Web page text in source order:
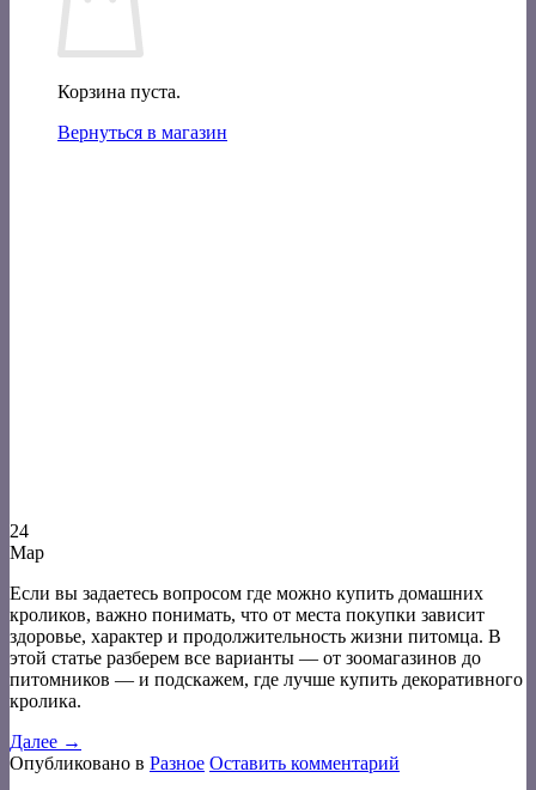
Корзина пуста.
Вернуться в магазин
24
Мар
Если вы задаетесь вопросом где можно купить домашних
кроликов, важно понимать, что от места покупки зависит
здоровье, характер и продолжительность жизни питомца. В
этой статье разберем все варианты — от зоомагазинов до
питомников — и подскажем, где лучше купить декоративного
кролика.
Далее →
Опубликовано в Разное Оставить комментарий